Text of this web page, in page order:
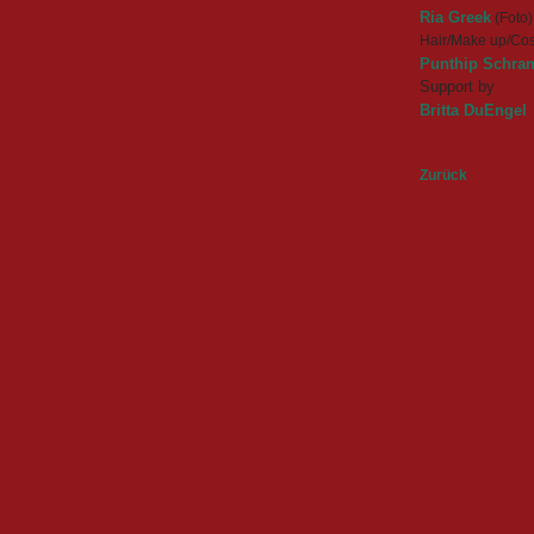
Ria Greek (Foto)
Hair/Make up/
Punthip
Support by
Britta DuEngel
Zurück